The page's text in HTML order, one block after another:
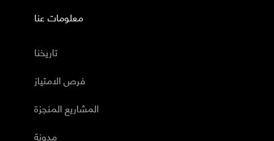
معلومات عنا
تاريخنا
فرص الامتياز
المشاريع المنجزة
مدونة